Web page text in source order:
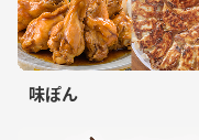
味ぽん